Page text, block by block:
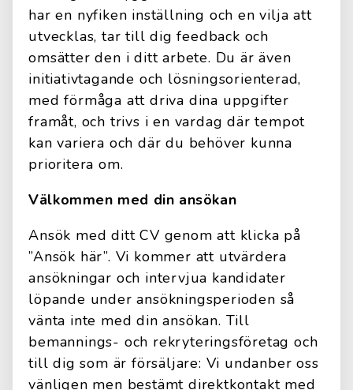
har en nyfiken inställning och en vilja att
utvecklas, tar till dig feedback och
omsätter den i ditt arbete. Du är även
initiativtagande och lösningsorienterad,
med förmåga att driva dina uppgifter
framåt, och trivs i en vardag där tempot
kan variera och där du behöver kunna
prioritera om.
Välkommen med din ansökan
Ansök med ditt CV genom att klicka på
”Ansök här”. Vi kommer att utvärdera
ansökningar och intervjua kandidater
löpande under ansökningsperioden så
vänta inte med din ansökan. Till
bemannings- och rekryteringsföretag och
till dig som är försäljare: Vi undanber oss
vänligen men bestämt direktkontakt med